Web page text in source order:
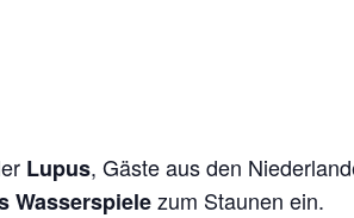
Lupus, Gäste aus den
Wasserspielezum Staunen ein.